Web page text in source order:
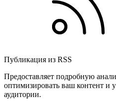
Публикация из RSS
Предоставляет подробную
оптимизировать ваш контент и
аудитории.